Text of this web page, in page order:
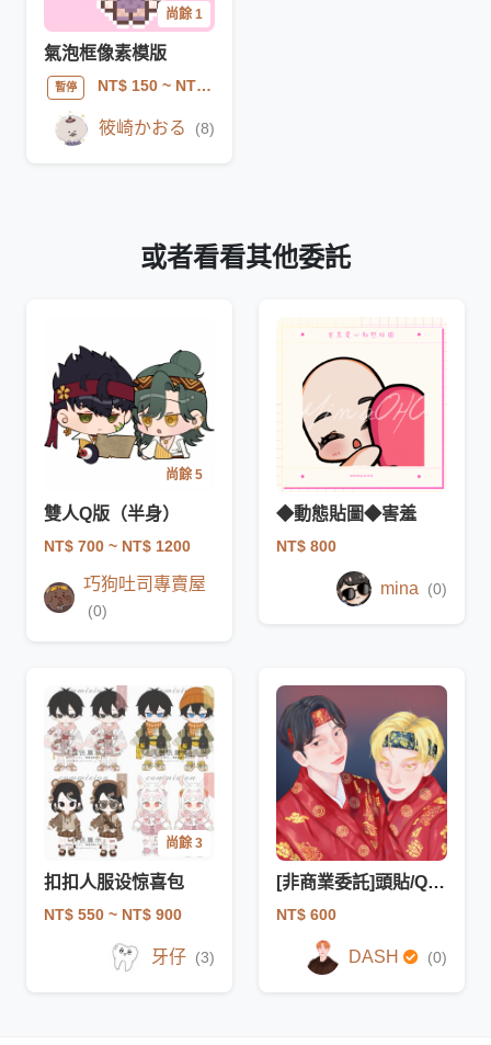
尚餘 1
氣泡框像素模版
暫停 NT$ 150~ NT$ 200
筱崎かおる (8)
或者看看其他委託
尚餘 5
雙人Q版（半身）
NT$ 700 ~ NT$ 1200
巧狗吐司專賣屋
(0)
◆動態貼圖◆害羞
NT$ 800
mina (0)
尚餘 3
扣扣人服设惊喜包
NT$ 550 ~ NT$ 900
牙仔 (3)
[非商業委託]頭貼/Q版/飯繪/似顏繪
NT$ 600
DASH (0)